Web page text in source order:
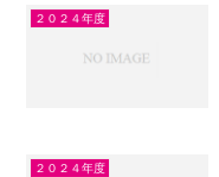
２０２４年度
２０２４年度